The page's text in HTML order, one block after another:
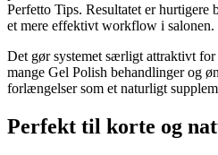
Perfetto Tips. Resultatet er
et mere effektivt workflow i salonen.
Det gør systemet særligt attraktivt for
mange Gel Polish behandlinger og
forlængelser som et naturligt
Perfekt til korte og